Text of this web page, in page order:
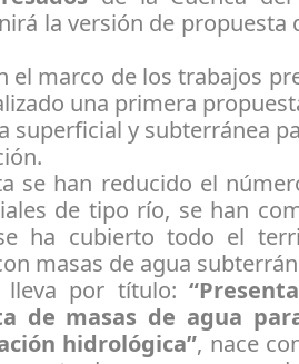
la versión de propuesta
el marco de los trabajos
una primera
superficial y subterránea
se han reducido el
de tipo río, se han
ha cubierto todo el
masas de agua
lleva por título:
de masas de agua
hidrológica”, nace